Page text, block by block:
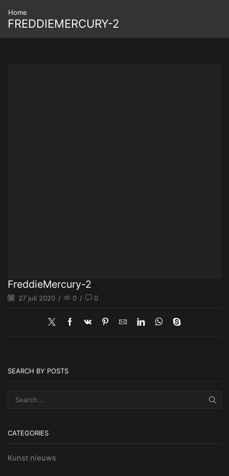
Home
FREDDIEMERCURY-2
FreddieMercury-2
27 juli 2020 / 0 / 0
SEARCH BY POSTS
CATEGORIES
Kunst nieuws